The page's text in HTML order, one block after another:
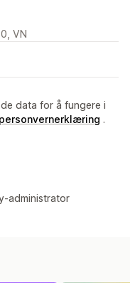
VN
data for å fungere i
personvernerklæring .
administrator